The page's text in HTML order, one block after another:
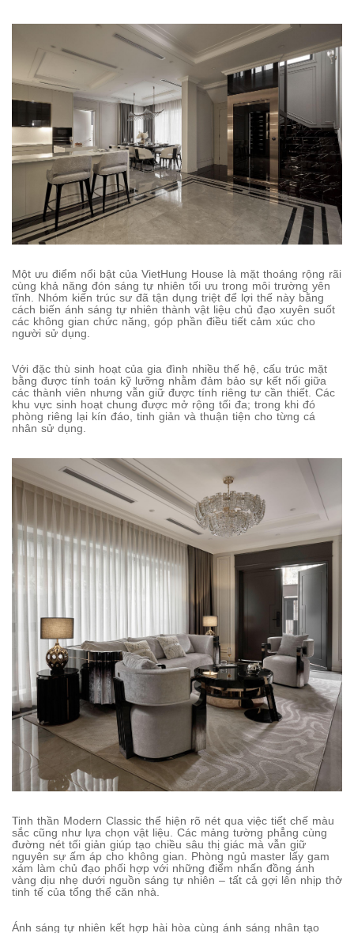
Một ưu điểm nổi bật của VietHung House là mặt thoáng rộng rãi
cùng khả năng đón sáng tự nhiên tối ưu trong môi trường yên
tĩnh. Nhóm kiến trúc sư đã tận dụng triệt để lợi thế này bằng
cách biến ánh sáng tự nhiên thành vật liệu chủ đạo xuyên suốt
các không gian chức năng, góp phần điều tiết cảm xúc cho
người sử dụng.
Với đặc thù sinh hoạt của gia đình nhiều thế hệ, cấu trúc mặt
bằng được tính toán kỹ lưỡng nhằm đảm bảo sự kết nối giữa
các thành viên nhưng vẫn giữ được tính riêng tư cần thiết. Các
khu vực sinh hoạt chung được mở rộng tối đa; trong khi đó
phòng riêng lại kín đáo, tinh giản và thuận tiện cho từng cá
nhân sử dụng.
Tinh thần Modern Classic thể hiện rõ nét qua việc tiết chế màu
sắc cũng như lựa chọn vật liệu. Các mảng tường phẳng cùng
đường nét tối giản giúp tạo chiều sâu thị giác mà vẫn giữ
nguyên sự ấm áp cho không gian. Phòng ngủ master lấy gam
xám làm chủ đạo phối hợp với những điểm nhấn đồng ánh
vàng dịu nhẹ dưới nguồn sáng tự nhiên – tất cả gợi lên nhịp thở
tinh tế của tổng thể căn nhà.
Ánh sáng tự nhiên kết hợp hài hòa cùng ánh sáng nhân tạo